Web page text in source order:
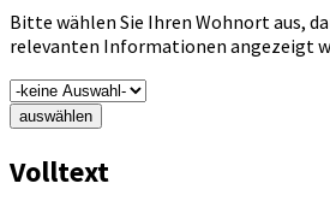
Bitte wählen Sie Ihren Wohnort aus,
relevanten Informationen angezeigt
auswählen
Volltext